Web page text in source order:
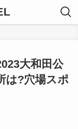
大和田公
は?穴場スポ